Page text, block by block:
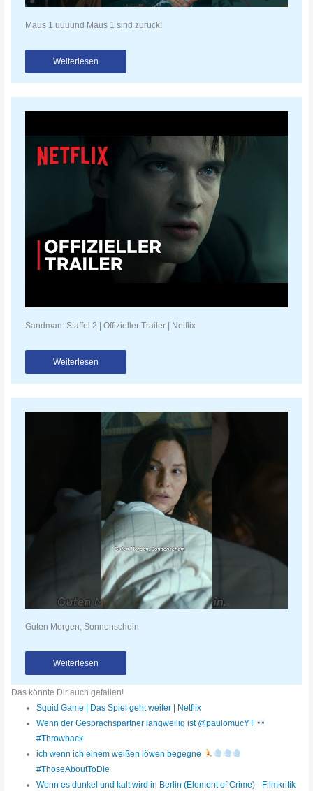
Maus 1 uuuund Maus 1 sind zurück!
Weiterlesen
Sandman: Staffel 2 | Offizieller Trailer | Netflix
Weiterlesen
Guten Morgen, Sonnenschein
Weiterlesen
Das könnte Dir auch gefallen!
Squid Game | Das Spiel geht weiter | Netflix
Wenn der Gesprächspartner langweilig ist @paulomucYT
#Throwback
ich wenn ich einem weißen löwen begegne
#ThoseAboutToDie
Wenn es dunkel und kalt wird in Berlin (Element of Crime) - Filmkritik